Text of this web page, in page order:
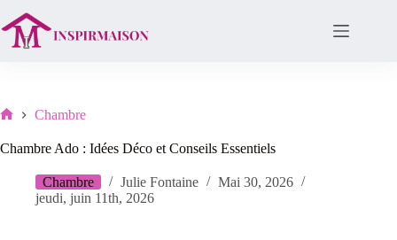
au
contenu
Chambre
Chambre Ado : Idées Déco et Conseils Essentiels
Chambre Julie Fontaine
Mai 30, 2026
jeudi, juin 11th, 2026